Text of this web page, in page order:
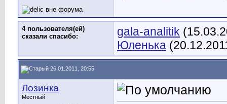
4 пользователя(ей)
сказали cпасибо:
gala-analitik
Юленька
26.01.2011, 20:55
Лозинка
Местный